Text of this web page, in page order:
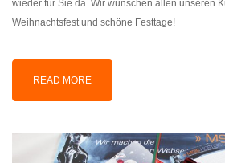
wieder für Sie da. Wir wünschen allen unseren
Weihnachtsfest und schöne Festtage!
READ MORE